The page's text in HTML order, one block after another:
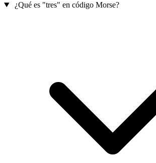
¿Qué es "tres" en código Morse?